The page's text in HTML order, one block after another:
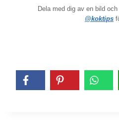
Dela med dig av en bild
@koktips